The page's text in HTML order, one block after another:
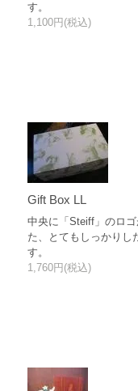
す。
1,100円(税込)
Gift Box LL
中央に「Steiff」のロゴ
た、とてもしっかりし
す。
1,760円(税込)